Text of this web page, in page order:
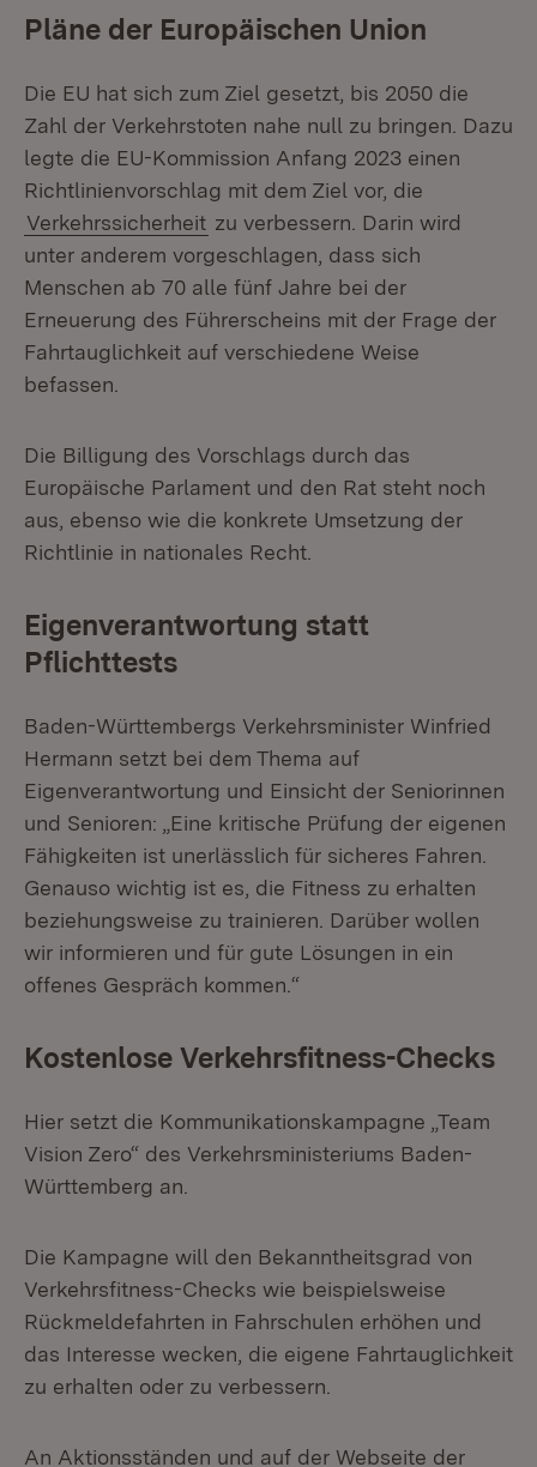
Pläne der Europäischen Union
Die EU hat sich zum Ziel gesetzt, bis 2050 die
Zahl der Verkehrstoten nahe null zu bringen. Dazu
legte die EU-Kommission Anfang 2023 einen
Richtlinienvorschlag mit dem Ziel vor, die
Verkehrssicherheit zu verbessern. Darin wird
unter anderem vorgeschlagen, dass sich
Menschen ab 70 alle fünf Jahre bei der
Erneuerung des Führerscheins mit der Frage der
Fahrtauglichkeit auf verschiedene Weise
befassen.
Die Billigung des Vorschlags durch das
Europäische Parlament und den Rat steht noch
aus, ebenso wie die konkrete Umsetzung der
Richtlinie in nationales Recht.
Eigenverantwortung statt
Pflichttests
Baden-Württembergs Verkehrsminister Winfried
Hermann setzt bei dem Thema auf
Eigenverantwortung und Einsicht der Seniorinnen
und Senioren: „Eine kritische Prüfung der eigenen
Fähigkeiten ist unerlässlich für sicheres Fahren.
Genauso wichtig ist es, die Fitness zu erhalten
beziehungsweise zu trainieren. Darüber wollen
wir informieren und für gute Lösungen in ein
offenes Gespräch kommen.“
Kostenlose Verkehrsfitness-Checks
Hier setzt die Kommunikationskampagne „Team
Vision Zero“ des Verkehrsministeriums Baden-
Württemberg an.
Die Kampagne will den Bekanntheitsgrad von
Verkehrsfitness-Checks wie beispielsweise
Rückmeldefahrten in Fahrschulen erhöhen und
das Interesse wecken, die eigene Fahrtauglichkeit
zu erhalten oder zu verbessern.
An Aktionsständen und auf der Webseite der